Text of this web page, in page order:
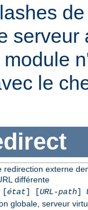
serveur
le
redirection externe
différente
[état] [URL-path]
globale, serveur